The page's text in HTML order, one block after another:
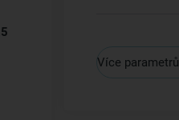
Více parametrů